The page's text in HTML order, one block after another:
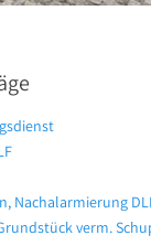
Nachalarmierung
verm.